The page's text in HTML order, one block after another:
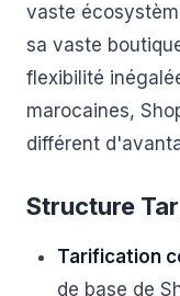
vaste
sa vaste
flexibilité
marocaines,
différent
Structure
Tarification
de base de